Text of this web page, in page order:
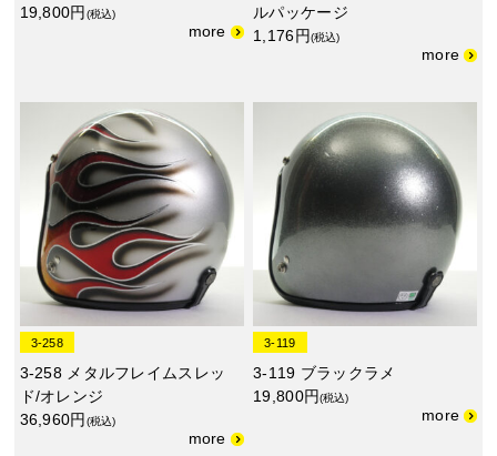
19,800円 (税込)
ルパッケージ
1,176円(税込)
3-258
3-258 メタルフレイムスレッ
ド/オレンジ
36,960円 (税込)
3-119
3-119 ブラックラメ
19,800円(税込)